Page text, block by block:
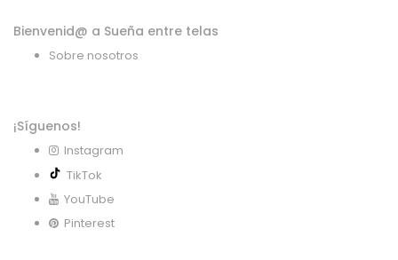
Bienvenid@ a Sueña entre telas
Sobre nosotros
¡Síguenos!
Instagram
TikTok
YouTube
Pinterest